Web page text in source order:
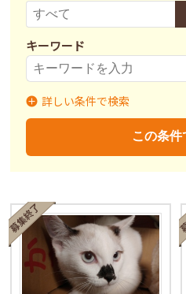
キーワード
募集状況
不妊去勢手術
済 未 不明
詳しい条件で検索
この条件